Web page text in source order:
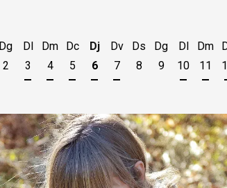
Dg
2
Dl
3
Dilluns 3 d'agost
Dm
4
Dimarts 4 d'agost
Dc
5
Dimecres 5 d'agost
Dj
6
Dijous 6 d'agost
Dv
7
Divendres 7 d'agost
Ds
8
Dg
9
Dl
10
Dilluns
Dm
11